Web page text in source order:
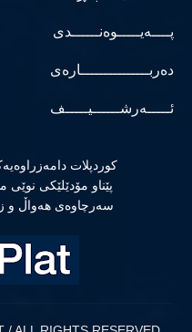
پــــەیـــــوەنــــــدی
دەربـــــــــــــــارەی
ئـــــەرشــــــیـــــف
كوردپلات
پێناو مۆدێلێكی نوێی
سەرچاوەی هەواڵ و